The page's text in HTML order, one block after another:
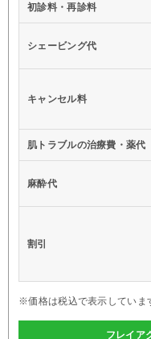
初診料・再診料
シェービング代
キャンセル料
肌トラブルの治療費・薬代
麻酔代
割引
※価格は税込で表示していま
フレイア